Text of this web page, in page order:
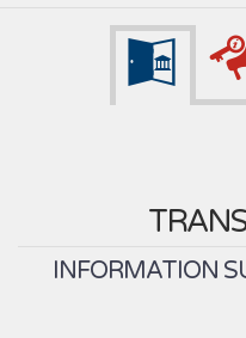
INFORMATION